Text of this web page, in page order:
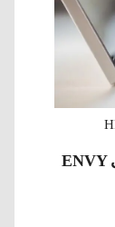
ENVY